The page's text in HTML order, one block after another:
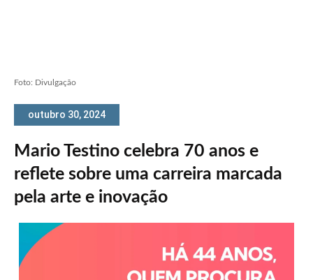
Foto: Divulgação
outubro 30, 2024
Mario Testino celebra 70 anos e
reflete sobre uma carreira marcada
pela arte e inovação